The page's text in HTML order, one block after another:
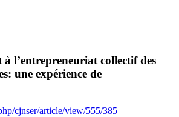
l’entrepreneuriat collectif des
une expérience de
cjnser/article/view/555/385